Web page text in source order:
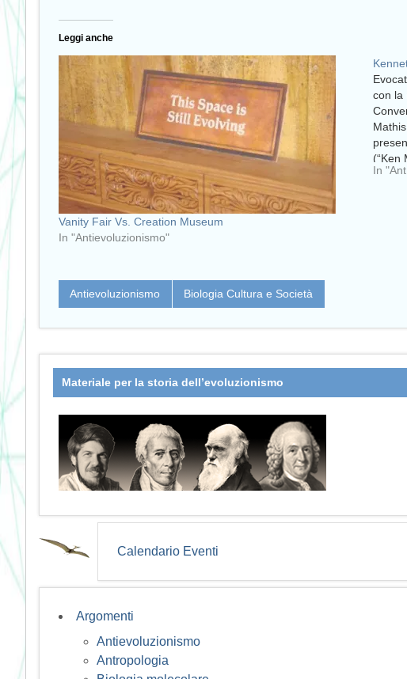
Leggi anche
Vanity Fair Vs. Creation Museum
In "Antievoluzionismo"
con la
(“Ken
In
Antievoluzionismo Biologia Cultura e Società
Materiale per la storia dell’evoluzionismo
Calendario Eventi
Argomenti
Antievoluzionismo
Antropologia